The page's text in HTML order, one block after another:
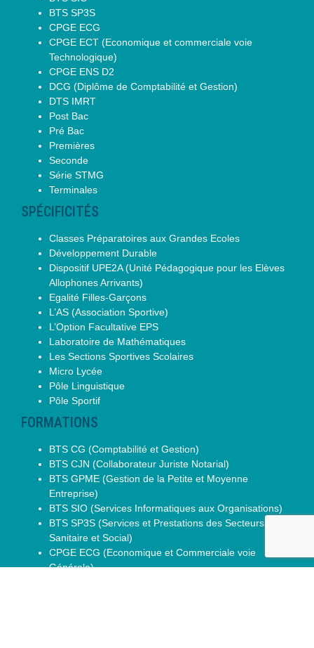
BTS SP3S
CPGE ECG
CPGE ECT (Economique et commerciale voie
Technologique)
CPGE ENS D2
DCG (Diplôme de Comptabilité et Gestion)
DTS IMRT
Post Bac
Pré Bac
Premières
Seconde
Série STMG
Terminales
SPÉCIFICITÉS
Classes Préparatoires aux Grandes Ecoles
Développement Durable
Dispositif UPE2A (Unité Pédagogique pour les Elèves
Allophones Arrivants)
Egalité Filles-Garçons
L’AS (Association Sportive)
L’Option Facultative EPS
Laboratoire de Mathématiques
Les Sections Sportives Scolaires
Micro Lycée
Pôle Linguistique
Pôle Sportif
FORMATIONS
BTS CG (Comptabilité et Gestion)
BTS CJN (Collaborateur Juriste Notarial)
BTS GPME (Gestion de la Petite et Moyenne
Entreprise)
BTS SIO (Services Informatiques aux Organisations)
BTS SP3S (Services et Prestations des Secteurs
Sanitaire et Social)
CPGE ECG (Economique et Commerciale voie
Générale)